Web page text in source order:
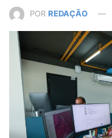
POR REDAÇÃO